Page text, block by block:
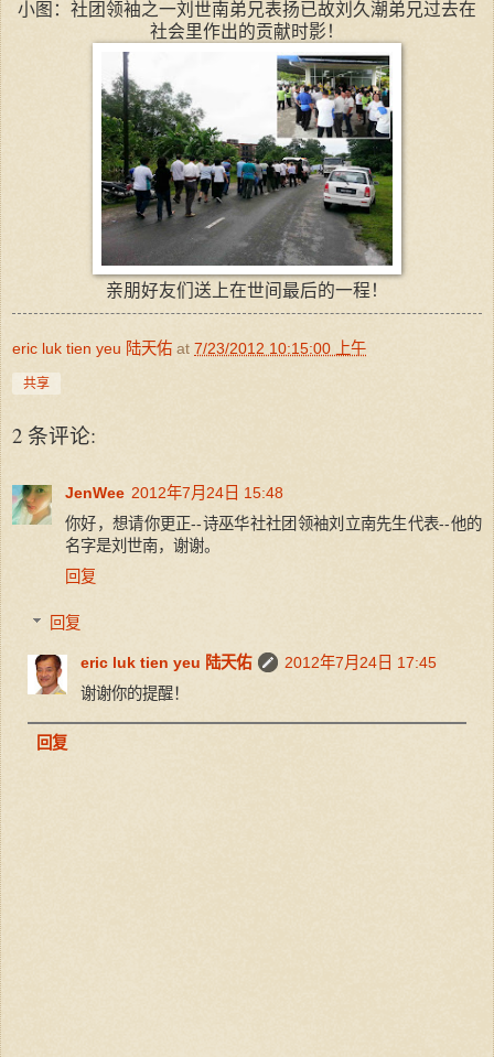
小图：社团领袖之一刘世南弟兄表扬已故刘久潮弟兄过去在
社会里作出的贡献时影！
亲朋好友们送上在世间最后的一程！
eric luk tien yeu 陆天佑 at 7/23/2012 10:15:00 上午
共享
2 条评论:
JenWee 2012年7月24日 15:48
你好，想请你更正--诗巫华社社团领袖刘立南先生代表--他的
名字是刘世南，谢谢。
回复
回复
eric luk tien yeu 陆天佑
2012年7月24日 17:45
谢谢你的提醒！
回复